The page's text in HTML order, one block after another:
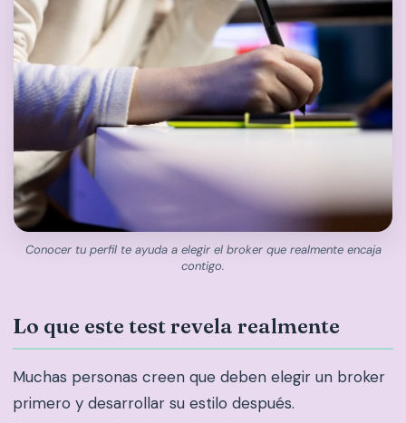
Conocer tu perfil te ayuda a elegir el broker que realmente encaja
contigo.
Lo que este test revela realmente
Muchas personas creen que deben elegir un broker
primero y desarrollar su estilo después.